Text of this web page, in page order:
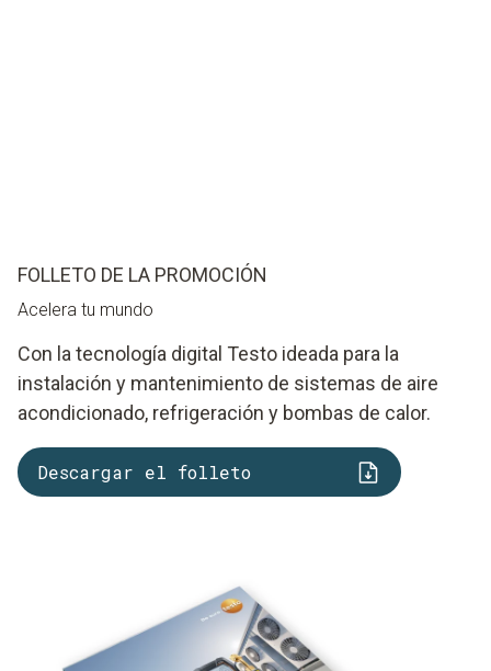
FOLLETO DE LA PROMOCIÓN
Acelera tu mundo
Con la tecnología digital Testo ideada para la
instalación y mantenimiento de sistemas de aire
acondicionado, refrigeración y bombas de calor.
Descargar el folleto